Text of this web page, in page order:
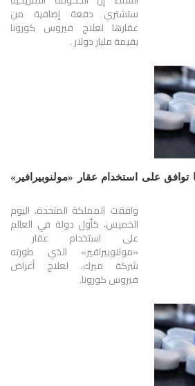
ستشتري دفعة إضافية من
عقارها لعلاج فيروس كورونا
بقيمة مليار دولار .
توافق على استخدام عقار «مولنوبيرافير»
وافقت المملكة المتحدة، اليوم
الخميس، كأول دولة في العالم
على استخدام عقار
«مولنوبيرافير» الذي طورته
شركة ميرك، لعلاج أعراض
فيروس كورونا.